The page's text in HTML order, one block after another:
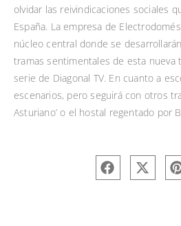
olvidar las reivindicaciones sociales
España. La empresa de
núcleo central donde se
tramas sentimentales de esta nueva
serie de Diagonal TV. En cuanto a
escenarios, pero seguirá con otros
Asturiano’ o el hostal regentado por